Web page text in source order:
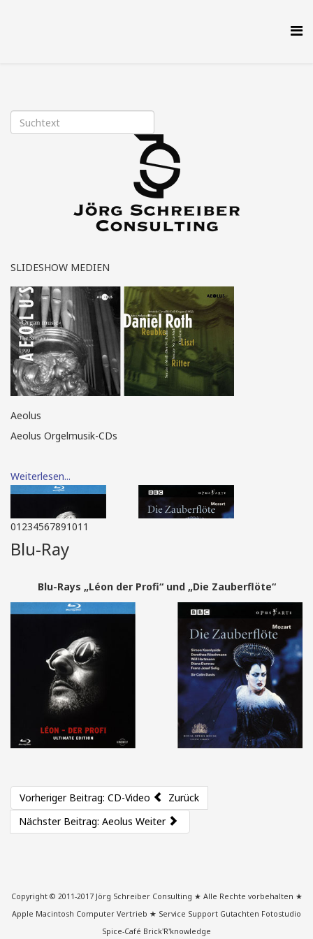
SLIDESHOW MEDIEN
Aeolus
Aeolus Orgelmusik-CDs
Weiterlesen...
Blu-Ray
Blu-Rays „Léon der Profi“ und „Die Zauberflöte“
Weiterlesen...
CD-Video
CD-Video Singles von „Deep Purple“ und „Dire
Weiterlesen...
01 234567891011
Blu-Ray
Blu-Rays „Léon der Profi“ und „Die Zauberflöte“
Vorheriger Beitrag: CD-Video
Zurück
Nächster Beitrag: Aeolus Weiter
Copyright © 2011-2017 Jörg Schreiber Consulting ★ Alle Rechte vorbehalten ★
Apple Macintosh Computer Vertrieb ★ Service Support Gutachten Fotostudio
Spice-Café Brick'R'knowledge